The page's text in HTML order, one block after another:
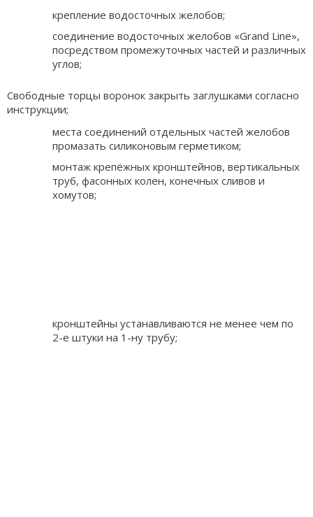
крепление водосточных желобов;
соединение водосточных желобов «Grand Line»,
посредством промежуточных частей и различных
углов;
Свободные торцы воронок закрыть заглушками согласно
инструкции;
места соединений отдельных частей желобов
промазать силиконовым герметиком;
монтаж крепёжных кронштейнов, вертикальных
труб, фасонных колен, конечных сливов и
хомутов;
кронштейны устанавливаются не менее чем по
2-е штуки на 1-ну трубу;